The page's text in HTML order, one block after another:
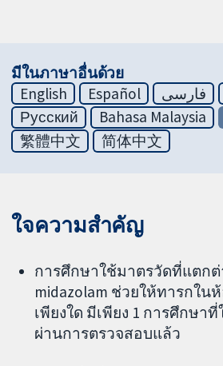
มีในภาษาอื่นด้วย
English
Español فارسی
Русский
Bahasa Malaysia
繁體中文
简体中文
ใจความสำคัญ
การศึกษาใช้มาตรวัดที่แตกต่
midazolam ช่วยให้ทารกใน
เพียงใด มีเพียง 1 การศึกษา
ผ่านการตรวจสอบแล้ว